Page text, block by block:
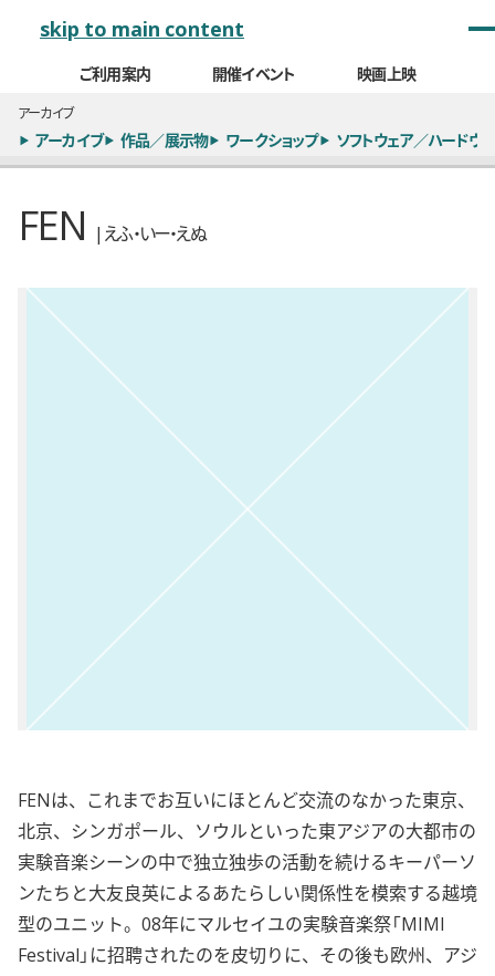
skip to main content
ご利用案内 開催イベント 映画上映
アーカイブ
アーカイブ 作品／展示物 ワークショップ ソフトウェア／ハードウ
FEN | えふ・いー・えぬ
FENは、これまでお互いにほとんど交流のなかった東京、
北京、シンガポール、ソウルといった東アジアの大都市の
実験音楽シーンの中で独立独歩の活動を続けるキーパーソ
ンたちと大友良英によるあたらしい関係性を模索する越境
型のユニット。08年にマルセイユの実験音楽祭「MIMI
Festival」に招聘されたのを皮切りに、その後も欧州、アジ